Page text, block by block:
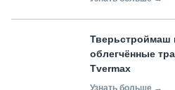
Тверьстроймаш
облегчённые
Tvermax
Узнать больше →